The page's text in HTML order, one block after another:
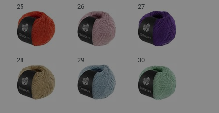
25 26 27
28 29 30